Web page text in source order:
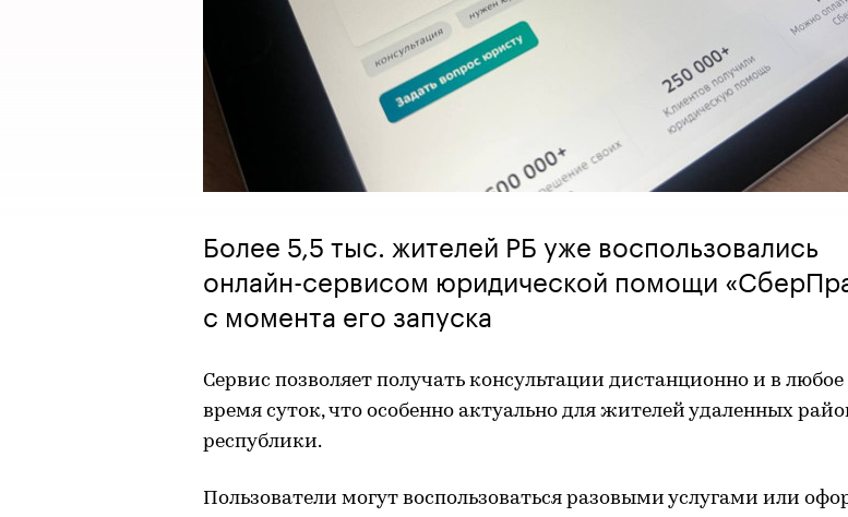
Более 5,5 тыс. жителей РБ уже воспользовались
онлайн-сервисом юридической помощи
с момента его запуска
Сервис позволяет получать консультации дистанционно и в любое
время суток, что особенно актуально для жителей удаленных
республики.
Пользователи могут воспользоваться разовыми услугами или